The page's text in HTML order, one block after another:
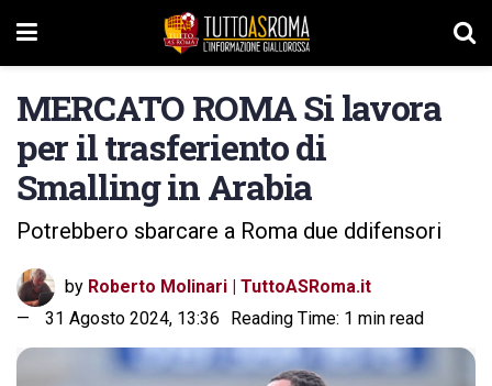
MERCATO ROMA Si lavora
per il trasferiento di
Smalling in Arabia
Potrebbero sbarcare a Roma due ddifensori
by Roberto Molinari | TuttoASRoma.it
31 Agosto 2024, 13:36
Reading Time: 1 min read